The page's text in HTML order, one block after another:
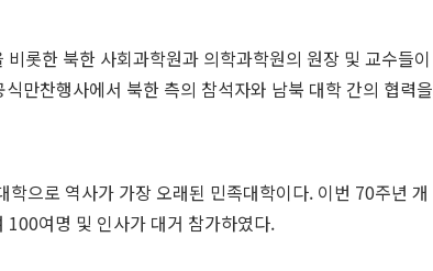
롯한 북한 사회과학원과 의학과학원의 원장 및 교수들이
만찬행사에서 북한 측의 참석자와 남북 대학 간의 협력을
으로 역사가 가장 오래된 민족대학이다. 이번 70주년 개
여명 및 인사가 대거 참가하였다.